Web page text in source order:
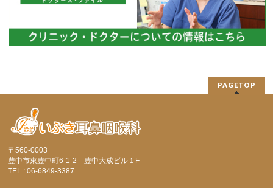
PAGETOP
〒560-0003
豊中市東豊中町6-1-2 豊中大成ビル１F
TEL : 06-6849-3387